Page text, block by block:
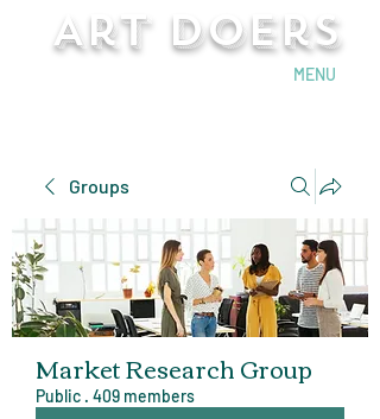
Art Doers
MENU
Groups
Market Research Group
Public · 409 members